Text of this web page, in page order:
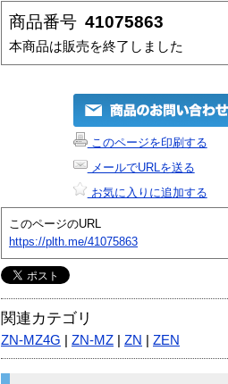
商品番号 41075863
本商品は販売を終了しました
このページを印刷する
メールでURLを送る
お気に入りに追加する
このページのURL
https://plth.me/41075863
関連カテゴリ
ZN-MZ4G ZN-MZ ZN ZEN